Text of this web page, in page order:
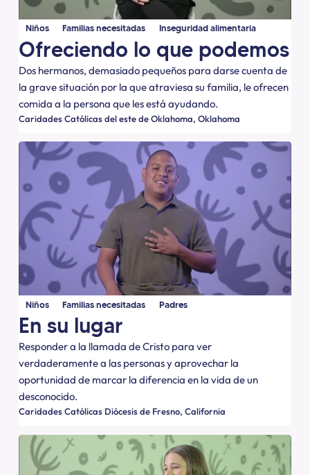
Niños Familias necesitadas Inseguridad alimentaria
Ofreciendo lo que podemos
Dos hermanos, demasiado pequeños para darse cuenta de
la grave situación por la que atraviesa su familia, le ofrecen
comida a la persona que les está ayudando.
Caridades Católicas del este de Oklahoma Oklahoma
Niños Familias necesitadas Padres
En su lugar
Responder a la llamada de Cristo para ver
verdaderamente a las personas y aprovechar la
oportunidad de marcar la diferencia en la vida de un
desconocido.
Caridades Católicas Diócesis de Fresno California